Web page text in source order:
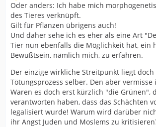
Oder anders: Ich habe mich
des Tieres verknüpft.
Gilt für Pflanzen übrigens auch!
Und daher sehe ich es eher als eine Art
Tier nun ebenfalls die Möglichkeit hat, ein
Bewußtsein, nämlich mich, zu erfahren.
Der einzige wirkliche Streitpunkt liegt
Tötungsprozess selber. Den aber vermisse
Waren es doch erst kürzlich "die Grünen",
verantworten haben, dass das Schächten
legalisiert wurde! Warum wird darüber
ihr Angst Juden und Moslems zu